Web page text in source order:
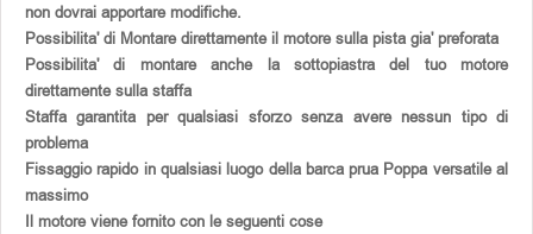
non dovrai apportare modifiche.
Possibilita' di Montare direttamente il motore sulla pista gia' preforata
Possibilita' di montare anche la sottopiastra del tuo motore
direttamente sulla staffa
Staffa garantita per qualsiasi sforzo senza avere nessun tipo di
problema
Fissaggio rapido in qualsiasi luogo della barca prua Poppa versatile al
massimo
Il motore viene fornito con le seguenti cose